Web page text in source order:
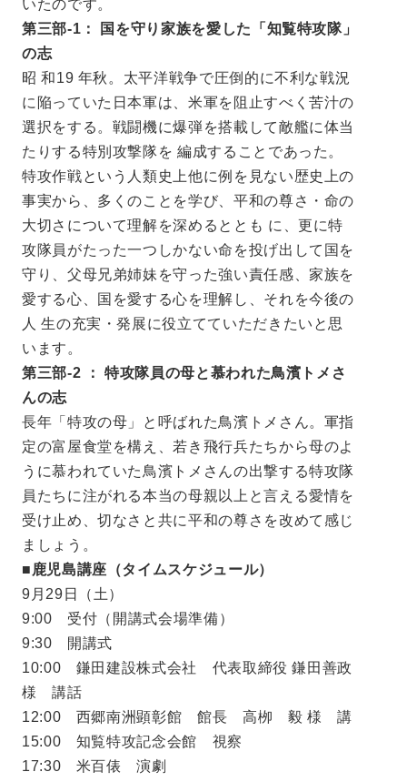
いたのです。
第三部-1： 国を守り家族を愛した「知覧特攻隊」
の志
昭 和19 年秋。太平洋戦争で圧倒的に不利な戦況
に陥っていた日本軍は、米軍を阻止すべく苦汁の
選択をする。戦闘機に爆弾を搭載して敵艦に体当
たりする特別攻撃隊を 編成することであった。
特攻作戦という人類史上他に例を見ない歴史上の
事実から、多くのことを学び、平和の尊さ・命の
大切さについて理解を深めるととも に、更に特
攻隊員がたった一つしかない命を投げ出して国を
守り、父母兄弟姉妹を守った強い責任感、家族を
愛する心、国を愛する心を理解し、それを今後の
人 生の充実・発展に役立てていただきたいと思
います。
第三部-2 ： 特攻隊員の母と慕われた鳥濱トメさ
んの志
長年「特攻の母」と呼ばれた鳥濱トメさん。軍指
定の富屋食堂を構え、若き飛行兵たちから母のよ
うに慕われていた鳥濱トメさんの出撃する特攻隊
員たちに注がれる本当の母親以上と言える愛情を
受け止め、切なさと共に平和の尊さを改めて感じ
ましょう。
■鹿児島講座（タイムスケジュール）
9月29日（土）
9:00 受付（開講式会場準備）
9:30 開講式
10:00 鎌田建設株式会社 代表取締役 鎌田善政
様 講話
12:00 西郷南洲顕彰館 館長 高栁 毅 様 講
15:00 知覧特攻記念会館 視察
17:30 米百俵 演劇